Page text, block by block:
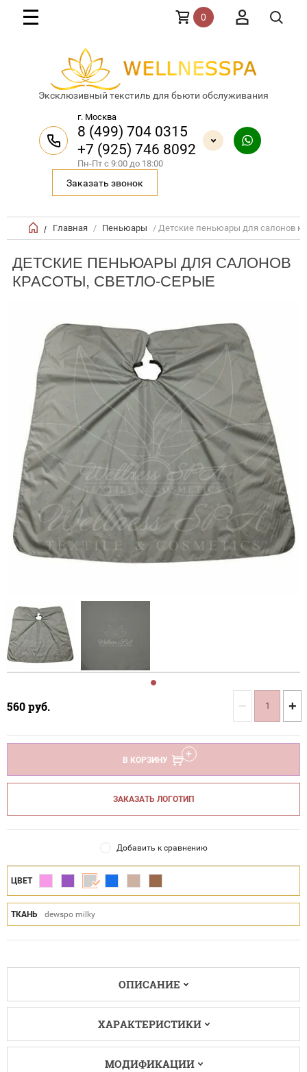
Эксклюзивный текстиль для бьюти обслуживания
г. Москва
8 (499) 704 0315
+7 (925) 746 8092
Пн-Пт с 9:00 до 18:00
Заказать звонок
0
/ Главная / Пеньюары / Детские пеньюары для салонов
ДЕТСКИЕ ПЕНЬЮАРЫ ДЛЯ САЛОНОВ
КРАСОТЫ, СВЕТЛО-СЕРЫЕ
560руб. − +
В КОРЗИНУ
ЗАКАЗАТЬ ЛОГОТИП
Добавить к сравнению
ЦВЕТ
ТКАНЬ dewspo milky
ОПИСАНИЕ
ХАРАКТЕРИСТИКИ
МОДИФИКАЦИИ